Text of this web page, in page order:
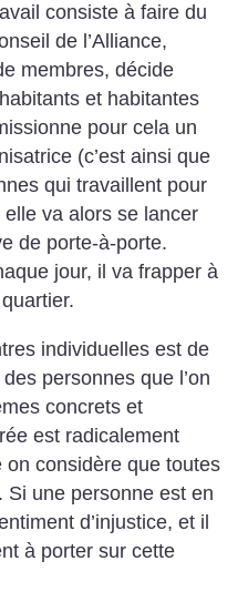
consiste à faire du
de l’Alliance,
membres, décide
et habitantes
pour cela un
(c’est ainsi que
qui travaillent pour
elle va alors se lancer
de porte-à-porte.
jour, il va frapper à
individuelles est de
personnes que l’on
concrets et
est radicalement
considère que toutes
Si une personne est en
d’injustice, et il
à porter sur cette